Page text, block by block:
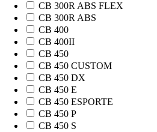
CB 300R ABS FLEX
CB 300R ABS
CB 400
CB 400II
CB 450
CB 450 CUSTOM
CB 450 DX
CB 450 E
CB 450 ESPORTE
CB 450 P
CB 450 S